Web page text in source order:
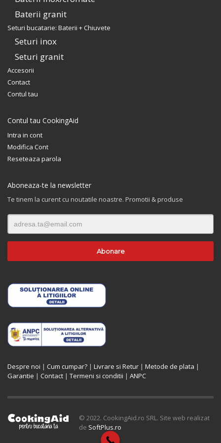
Baterii granit
Seturi bucatarie: Baterii + Chiuvete
Seturi inox
Seturi granit
Accesorii
Contact
Contul tau
Contul tau CookingAid
Intra in cont
Modifica Cont
Reseteaza parola
Aboneaza-te la newsletter
Te tinem la curent cu noutatile noastre. Promotii & produse
Despre noi | Cum cumpar? | Livrare si Retur | Metode de plata |
Garantie | Contact | Termeni si conditii | ANPC
© 2022. CookingAid.ro SRL. Site web realizat
de SoftPlus.ro